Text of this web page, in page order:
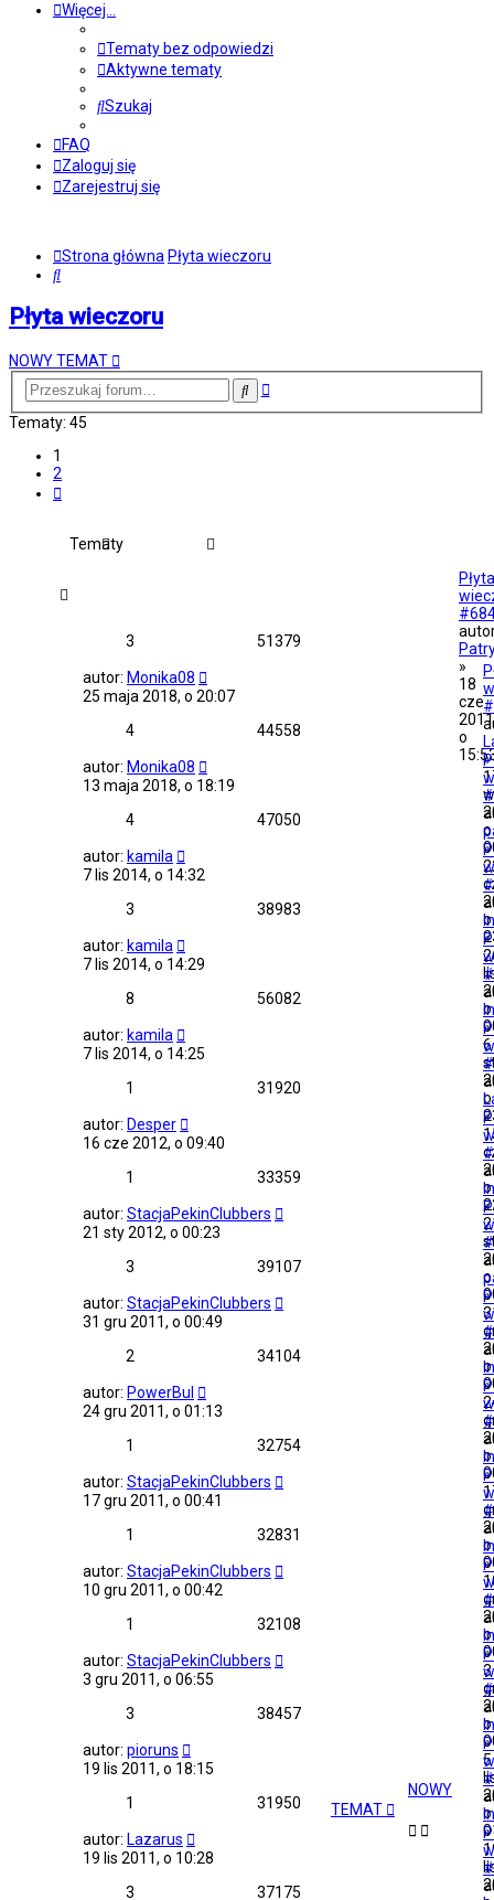
Więcej…
Tematy bez odpowiedzi
Aktywne tematy
Szukaj
FAQ
Zaloguj się
Zarejestruj się
Strona główna Płyta wieczoru
Szukaj
Płyta wieczoru
NOWY TEMAT
SzukajWyszukiwanie
Tematy: 45
1
2
Tematy
Płyta
»
18
cze
o
3 51379
autor: Monika08
25 maja 2018, o 20:07
»
o
4 44558
autor: Monika08
13 maja 2018, o 18:19
»
o
4 47050
autor: kamila
7 lis 2014, o 14:32
»
o
3 38983
autor: kamila
7 lis 2014, o 14:29
»
6
o
8 56082
autor: kamila
7 lis 2014, o 14:25
»
o
1 31920
autor: Desper
16 cze 2012, o 09:40
»
o
1 33359
autor: StacjaPekinClubbers
21 sty 2012, o 00:23
»
o
3 39107
autor: StacjaPekinClubbers
31 gru 2011, o 00:49
»
o
2 34104
autor: PowerBul
24 gru 2011, o 01:13
»
o
1 32754
autor: StacjaPekinClubbers
17 gru 2011, o 00:41
»
o
1 32831
autor: StacjaPekinClubbers
10 gru 2011, o 00:42
»
3
o
1 32108
autor: StacjaPekinClubbers
3 gru 2011, o 06:55
»
5
o
3 38457
autor: pioruns
19 lis 2011, o 18:15
»
1 31950
autor: Lazarus
19 lis 2011, o 10:28
3 37175
NOWY
TEMAT